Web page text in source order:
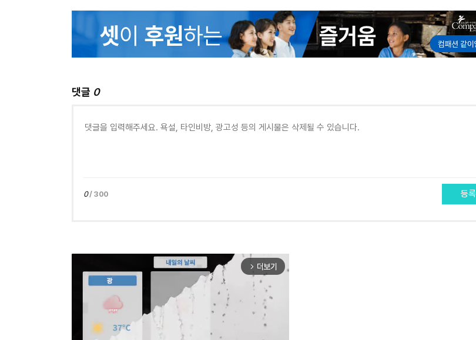
댓글 0
0/ 300 등록
arrow_forward_ios 더보기